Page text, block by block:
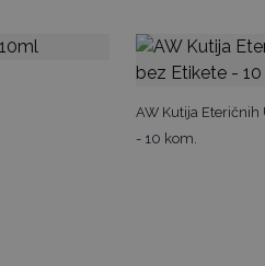
AW Kutija Eteričnih
- 10 kom.